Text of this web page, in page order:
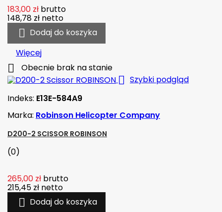
183,00 zł brutto
148,78 zł netto
 Dodaj do koszyka
Więcej
 Obecnie brak na stanie
 Szybki podgląd
Indeks: E13E-584A9
Marka: Robinson Helicopter Company
D200-2 SCISSOR ROBINSON
(0)
265,00 zł brutto
215,45 zł netto
 Dodaj do koszyka